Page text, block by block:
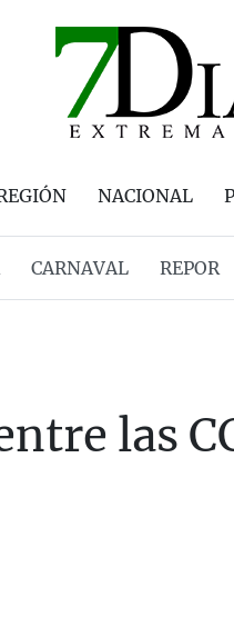
NACIONAL
CARNAVAL REPOR
las